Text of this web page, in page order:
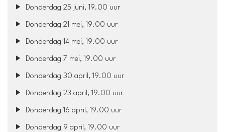
Donderdag 25 juni, 19.00 uur
Donderdag 21 mei, 19.00 uur
Donderdag 14 mei, 19.00 uur
Donderdag 7 mei, 19.00 uur
Donderdag 30 april, 19.00 uur
Donderdag 23 april, 19.00 uur
Donderdag 16 april, 19.00 uur
Donderdag 9 april, 19.00 uur